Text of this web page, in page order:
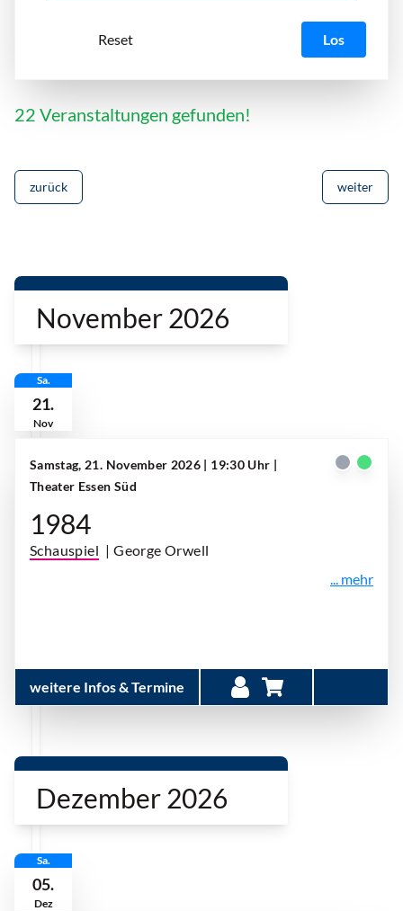
Los
22 Veranstaltungen gefunden!
zurück weiter
November 2026
Sa.
21.
Nov
Samstag, 21. November 2026 | 19:30 Uhr |
Theater Essen Süd
1984
Schauspiel | George Orwell
... mehr
weitere Infos & Termine
Dezember 2026
Sa.
05.
Dez